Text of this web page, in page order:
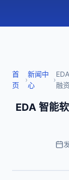
首
页
›
新闻中
心
›
融资
EDA 智能